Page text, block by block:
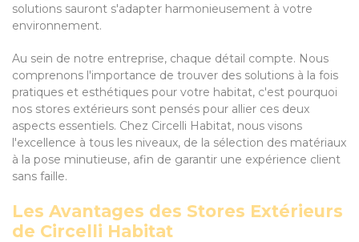
solutions sauront s'adapter harmonieusement à votre
environnement.
Au sein de notre entreprise, chaque détail compte. Nous
comprenons l'importance de trouver des solutions à la fois
pratiques et esthétiques pour votre habitat, c'est pourquoi
nos stores extérieurs sont pensés pour allier ces deux
aspects essentiels. Chez Circelli Habitat, nous visons
l'excellence à tous les niveaux, de la sélection des matériaux
à la pose minutieuse, afin de garantir une expérience client
sans faille.
Les Avantages des Stores Extérieurs
de Circelli Habitat